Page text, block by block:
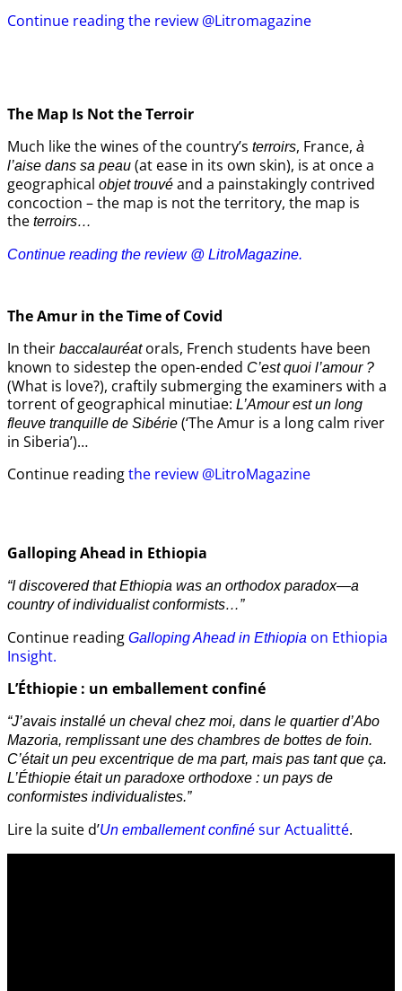
Continue reading the review @Litromagazine
The Map Is Not the Terroir
Much like the wines of the country’s terroirs, France, à
l’aise dans sa peau (at ease in its own skin), is at once a
geographical objet trouvé and a painstakingly contrived
concoction – the map is not the territory, the map is
the terroirs…
Continue reading the review @ LitroMagazine.
The Amur in theTime of Covid
In their baccalauréatorals, French students have been
known to sidestep the open-ended C’est quoi l’amour ?
(What is love?), craftily submerging the examiners with a
torrent of geographical minutiae: L’Amour est un long
fleuve tranquille de Sibérie (‘The Amur is a long calm river
in Siberia’)…
Continue readingthe review @LitroMagazine
Galloping Ahead in Ethiopia
“I discovered that Ethiopia was an orthodox paradox—a
country of individualist conformists…”
Continue reading Galloping Ahead in Ethiopia on Ethiopia
Insight.
L’Éthiopie : un emballement confiné
“J’avais installé un cheval chez moi, dans le quartier d’Abo
Mazoria, remplissant une des chambres de bottes de foin.
C’était un peu excentrique de ma part, mais pas tant que ça.
L’Éthiopie était un paradoxe orthodoxe : un pays de
conformistes individualistes.”
Lire la suite d’Un emballement confiné sur Actualitté.